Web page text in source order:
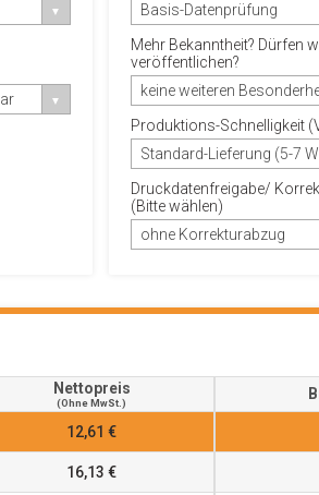
Basis-Datenprüfung
Mehr Bekanntheit? Dürfen
veröffentlichen?
keine weiteren
Produktions-Schnelligkeit
Standard-Lieferung (5-7
Druckdatenfreigabe/
(Bitte wählen)
ohne Korrekturabzug
Nettopreis
(ohne MwSt.)
12,61 €
16,13 €